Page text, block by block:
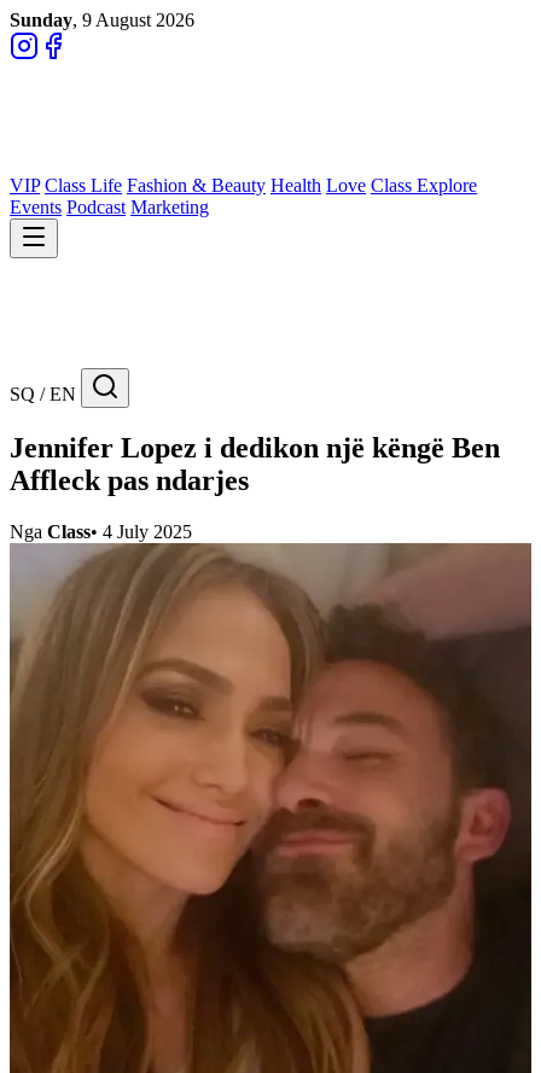
Sunday, 9 August 2026
VIP Class Life Fashion & Beauty Health Love Class Explore
Events Podcast Marketing
SQ / EN
Jennifer Lopez i dedikon një këngë Ben
Affleck pas ndarjes
Nga Class• 4 July 2025